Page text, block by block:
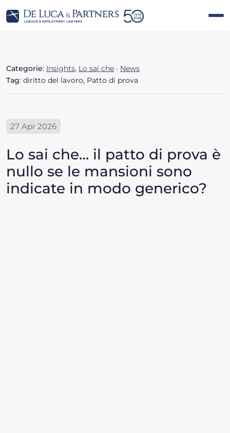
Categorie: Insights, Lo sai che · News
Tag: diritto del lavoro, Patto di prova
27 Apr 2026
Lo sai che… il patto di prova è
nullo se le mansioni sono
indicate in modo generico?